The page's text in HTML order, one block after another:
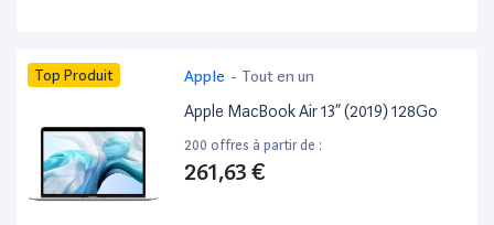
Top Produit Apple - Tout en un
Apple MacBook Air 13” (2019) 128Go
200 offres à partir de :
261,63 €